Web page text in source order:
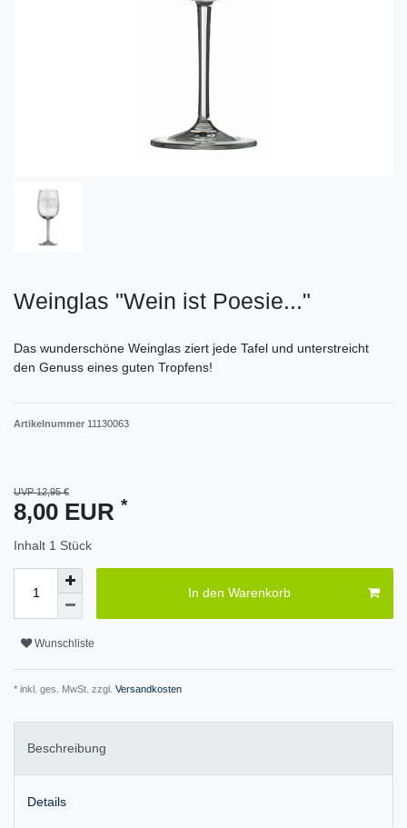
Weinglas "Wein ist Poesie..."
Das wunderschöne Weinglas ziert jede Tafel und unterstreicht
den Genuss eines guten Tropfens!
Artikelnummer 11130063
UVP 12,95 €
8,00 EUR *
Inhalt 1 Stück
In den Warenkorb
Wunschliste
* inkl. ges. MwSt. zzgl. Versandkosten
Beschreibung
Details